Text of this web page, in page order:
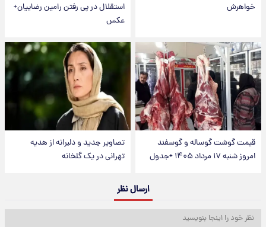
خواهرش
استقلال در پی رفتن رامین رضاییان+
عکس
قیمت گوشت گوساله و گوسفند
امروز شنبه ۱۷ مرداد ۱۴۰۵ +جدول
تصاویر جدید و دلبرانه از هدیه
تهرانی در یک گلخانه
ارسال نظر